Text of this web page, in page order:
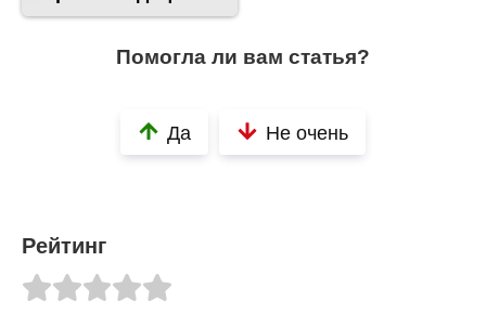
Помогла ли вам статья?
Да Не очень
Рейтинг